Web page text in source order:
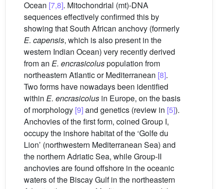
Ocean [7,8]. Mitochondrial (mt)-DNA
sequences effectively confirmed this by
showing that South African anchovy (formerly
E. capensis, which is also present in the
western Indian Ocean) very recently derived
from an E. encrasicoluspopulation from
northeastern Atlantic or Mediterranean [8].
Two forms have nowadays been identified
within E. encrasicolus in Europe, on the basis
of morphology [9]and genetics (review in [5]).
Anchovies of the first form, coined Group I,
occupy the inshore habitat of the ‘Golfe du
Lion’ (northwestern Mediterranean Sea) and
the northern Adriatic Sea, while Group-II
anchovies are found offshore in the oceanic
waters of the Biscay Gulf in the northeastern